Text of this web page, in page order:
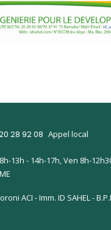
28 92 08 Appel local
13h - 14h-17h, Ven 8h-
ACI - Imm. ID SAHEL -